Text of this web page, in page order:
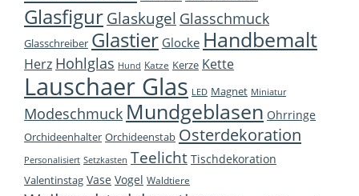
Glasfigur Glaskugel Glasschmuck
Glasschreiber Glastier Glocke Handbemalt
Herz Hohlglas Hund Katze Kerze Kette
Lauschaer Glas LED Magnet Miniatur
Modeschmuck Mundgeblasen Ohrringe
Orchideenhalter Orchideenstab Osterdekoration
Personalisiert Setzkasten Teelicht Tischdekoration
Valentinstag Vase Vogel Waldtiere